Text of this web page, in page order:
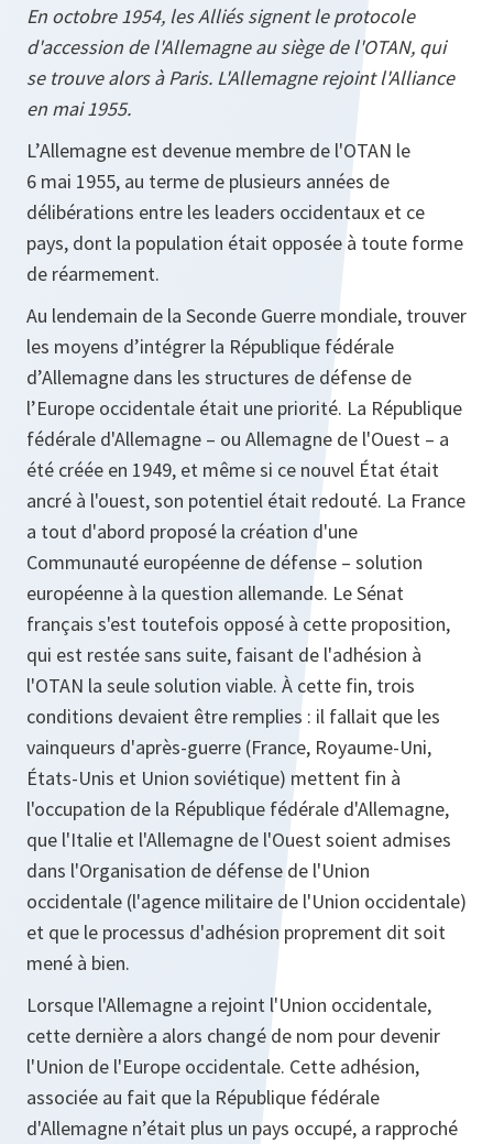
En octobre 1954, les Alliés signent le protocole
d'accession de l'Allemagne au siège de l'OTAN, qui
se trouve alors à Paris. L'Allemagne rejoint l'Alliance
en mai 1955.
L’Allemagne est devenue membre de l'OTAN le
6 mai 1955, au terme de plusieurs années de
délibérations entre les leaders occidentaux et ce
pays, dont la population était opposée à toute forme
de réarmement.
Au lendemain de la Seconde Guerre mondiale, trouver
les moyens d’intégrer la République fédérale
d’Allemagne dans les structures de défense de
l’Europe occidentale était une priorité. La République
fédérale d'Allemagne – ou Allemagne de l'Ouest – a
été créée en 1949, et même si ce nouvel État était
ancré à l'ouest, son potentiel était redouté. La France
a tout d'abord proposé la création d'une
Communauté européenne de défense – solution
européenne à la question allemande. Le Sénat
français s'est toutefois opposé à cette proposition,
qui est restée sans suite, faisant de l'adhésion à
l'OTAN la seule solution viable. À cette fin, trois
conditions devaient être remplies : il fallait que les
vainqueurs d'après-guerre (France, Royaume-Uni,
États-Unis et Union soviétique) mettent fin à
l'occupation de la République fédérale d'Allemagne,
que l'Italie et l'Allemagne de l'Ouest soient admises
dans l'Organisation de défense de l'Union
occidentale (l'agence militaire de l'Union occidentale)
et que le processus d'adhésion proprement dit soit
mené à bien.
Lorsque l'Allemagne a rejoint l'Union occidentale,
cette dernière a alors changé de nom pour devenir
l'Union de l'Europe occidentale. Cette adhésion,
associée au fait que la République fédérale
d'Allemagne n’était plus un pays occupé, a rapproché